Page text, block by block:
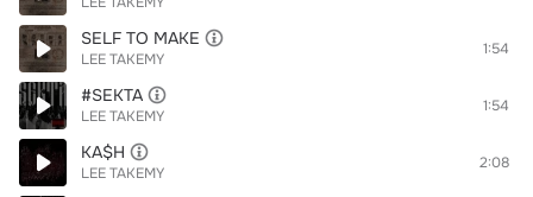
SELF TO MAKE
LEE TAKEMY
1:54
#SEKTA
LEE TAKEMY
1:54
KA$H
LEE TAKEMY
2:08